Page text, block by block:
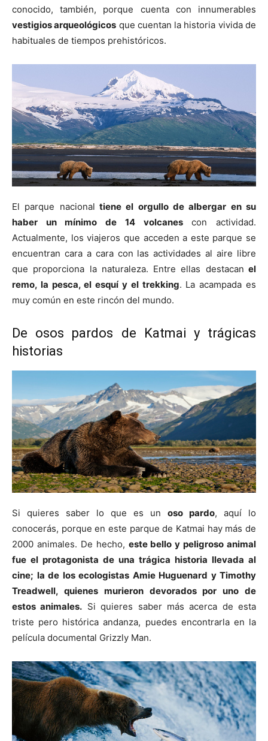
conocido, también, porque cuenta con innumerables
vestigios arqueológicos que cuentan la historia vivida de
habituales de tiempos prehistóricos.
El parque nacional tiene el orgullo de albergar en su
haber un mínimo de 14 volcanescon actividad.
Actualmente, los viajeros que acceden a este parque se
encuentran cara a cara con las actividades al aire libre
que proporciona la naturaleza. Entre ellas destacan el
remo, la pesca, el esquí y el trekking. La acampada es
muy común en este rincón del mundo.
De osos pardos de Katmai y trágicas
historias
Si quieres saber lo que es un oso pardo, aquí lo
conocerás, porque en este parque de Katmai hay más de
2000 animales. De hecho, este bello y peligroso animal
fue el protagonista de una trágica historia llevada al
cine; la de los ecologistas Amie Huguenard y Timothy
Treadwell, quienes murieron devorados por uno de
estos animales. Si quieres saber más acerca de esta
triste pero histórica andanza, puedes encontrarla en la
película documental Grizzly Man.